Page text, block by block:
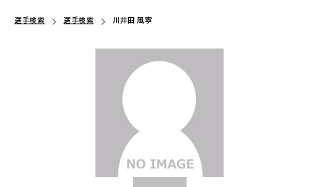
選手検索 選手検索 川井田 風寧